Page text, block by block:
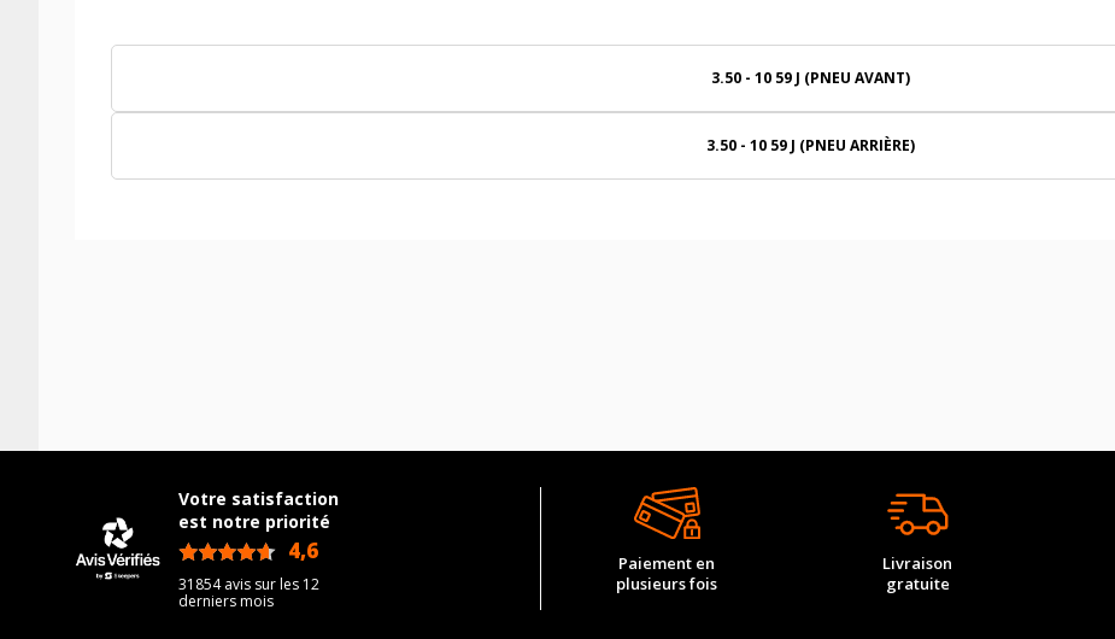
3.50 - 10 59 J (PNEU AVANT)
3.50 - 10 59 J (PNEU ARRIÈRE)
Votre satisfaction
est notre priorité
4,6
31854 avis sur les 12
derniers mois
Paiement en
plusieurs fois
Livraison
gratuite